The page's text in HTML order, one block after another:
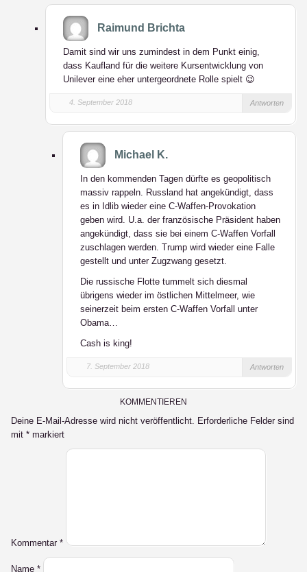
Raimund Brichta
Damit sind wir uns zumindest in dem Punkt einig,
dass Kaufland für die weitere Kursentwicklung von
Unilever eine eher untergeordnete Rolle spielt 😉
4. September 2018 Antworten
Michael K.
In den kommenden Tagen dürfte es geopolitisch
massiv rappeln. Russland hat angekündigt, dass
es in Idlib wieder eine C-Waffen-Provokation
geben wird. U.a. der französische Präsident haben
angekündigt, dass sie bei einem C-Waffen Vorfall
zuschlagen werden. Trump wird wieder eine Falle
gestellt und unter Zugzwang gesetzt.
Die russische Flotte tummelt sich diesmal
übrigens wieder im östlichen Mittelmeer, wie
seinerzeit beim ersten C-Waffen Vorfall unter
Obama…
Cash is king!
7. September 2018 Antworten
KOMMENTIEREN
Deine E-Mail-Adresse wird nicht veröffentlicht. Erforderliche Felder sind
mit * markiert
Kommentar *
Name *